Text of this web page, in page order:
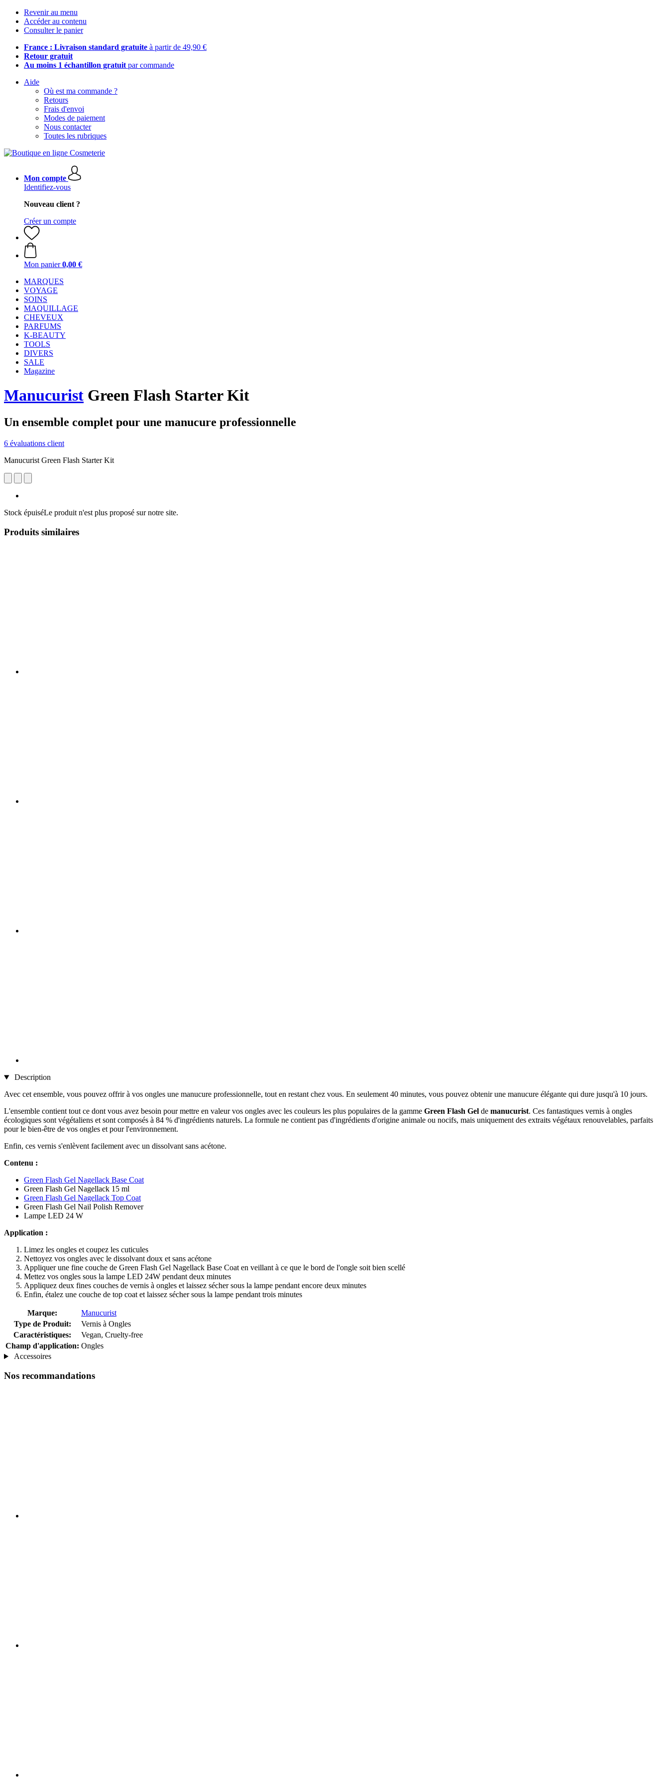
Revenir au menu
Accéder au contenu
Consulter le panier
France : Livraison standard gratuite à partir de 49,90 €
Retour gratuit
Au moins 1 échantillon gratuit par commande
Aide
Où est ma commande ?
Retours
Frais d'envoi
Modes de paiement
Nous contacter
Toutes les rubriques
Mon compte
Identifiez-vous
Nouveau client ?
Créer un compte
Mon panier 0,00 €
MARQUES
VOYAGE
SOINS
MAQUILLAGE
CHEVEUX
PARFUMS
K-BEAUTY
TOOLS
DIVERS
SALE
Magazine
Manucurist Green Flash Starter Kit
Un ensemble complet pour une manucure professionnelle
6 évaluations client
Manucurist Green Flash Starter Kit
Stock épuiséLe produit n'est plus proposé sur notre site.
Produits similaires
Description
Avec cet ensemble, vous pouvez offrir à vos ongles une manucure professionnelle, tout en restant chez vous. En seulement 40 minutes, vous pouvez obtenir une manucure élégante qui dure jusqu'à 10 jours.
L'ensemble contient tout ce dont vous avez besoin pour mettre en valeur vos ongles avec les couleurs les plus populaires de la gamme Green Flash Gel de manucurist. Ces fantastiques vernis à ongles
écologiques sont végétaliens et sont composés à 84 % d'ingrédients naturels. La formule ne contient pas d'ingrédients d'origine animale ou nocifs, mais uniquement des extraits végétaux renouvelables, parfaits
pour le bien-être de vos ongles et pour l'environnement.
Enfin, ces vernis s'enlèvent facilement avec un dissolvant sans acétone.
Contenu :
Green Flash Gel Nagellack Base Coat
Green Flash Gel Nagellack 15 ml
Green Flash Gel Nagellack Top Coat
Green Flash Gel Nail Polish Remover
Lampe LED 24 W
Application :
Limez les ongles et coupez les cuticules
Nettoyez vos ongles avec le dissolvant doux et sans acétone
Appliquer une fine couche de Green Flash Gel Nagellack Base Coat en veillant à ce que le bord de l'ongle soit bien scellé
Mettez vos ongles sous la lampe LED 24W pendant deux minutes
Appliquez deux fines couches de vernis à ongles et laissez sécher sous la lampe pendant encore deux minutes
Enfin, étalez une couche de top coat et laissez sécher sous la lampe pendant trois minutes
Marque:
Manucurist
Type de Produit:
Vernis à Ongles
Caractéristiques:
Vegan, Cruelty-free
Champ d'application: Ongles
Accessoires
Nos recommandations